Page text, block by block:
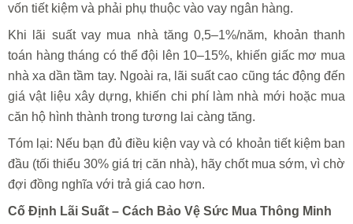
vốn tiết kiệm và phải phụ thuộc vào vay ngân hàng.
Khi lãi suất vay mua nhà tăng 0,5–1%/năm, khoản thanh
toán hàng tháng có thể đội lên 10–15%, khiến giấc mơ mua
nhà xa dần tầm tay. Ngoài ra, lãi suất cao cũng tác động đến
giá vật liệu xây dựng, khiến chi phí làm nhà mới hoặc mua
căn hộ hình thành trong tương lai càng tăng.
Tóm lại: Nếu bạn đủ điều kiện vay và có khoản tiết kiệm ban
đầu (tối thiểu 30% giá trị căn nhà), hãy chốt mua sớm, vì chờ
đợi đồng nghĩa với trả giá cao hơn.
Cố Định Lãi Suất – Cách Bảo Vệ Sức Mua Thông Minh